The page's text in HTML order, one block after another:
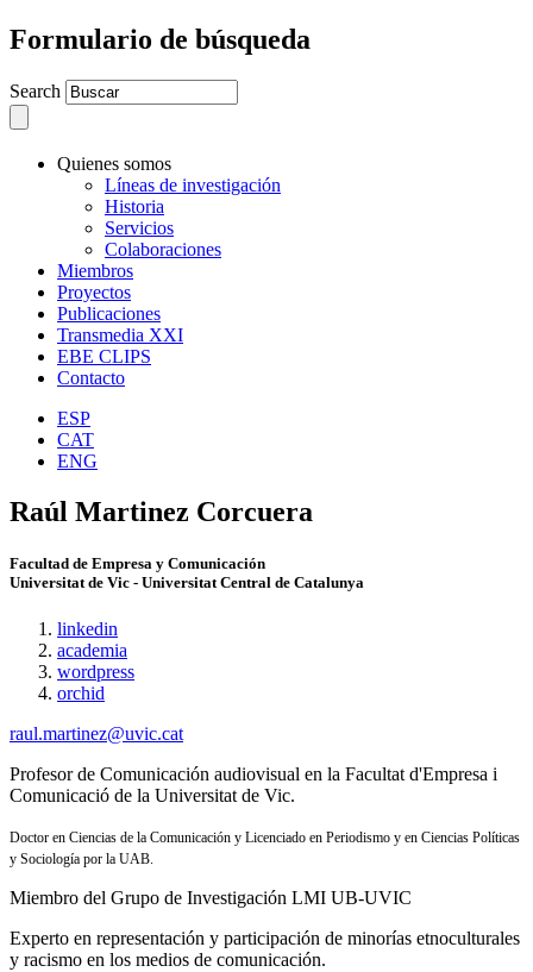
Formulario de búsqueda
Search
Quienes somos
Líneas de investigación
Historia
Servicios
Colaboraciones
Miembros
Proyectos
Publicaciones
Transmedia XXI
EBE CLIPS
Contacto
ESP
CAT
ENG
Raúl Martinez Corcuera
Facultad de Empresa y Comunicación
Universitat de Vic - Universitat Central de Catalunya
linkedin
academia
wordpress
orchid
raul.martinez@uvic.cat
Profesor de Comunicación audiovisual en la Facultat d'Empresa i
Comunicació de la Universitat de Vic.
Doctor en Ciencias de la Comunicación y Licenciado en Periodismo y en Ciencias Políticas
y Sociología por la UAB.
Miembro del Grupo de Investigación LMI UB-UVIC
Experto en representación y participación de minorías etnoculturales
y racismo en los medios de comunicación.